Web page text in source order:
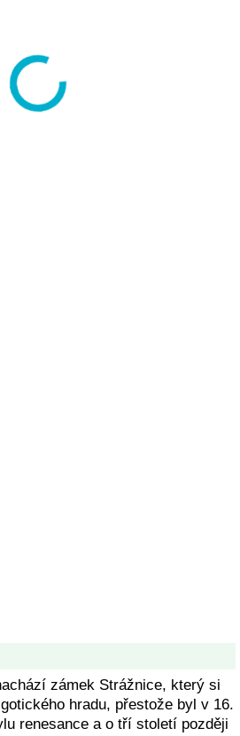
zámek Strážnice, který si
hradu, přestože byl v 16.
renesance a o tří století později